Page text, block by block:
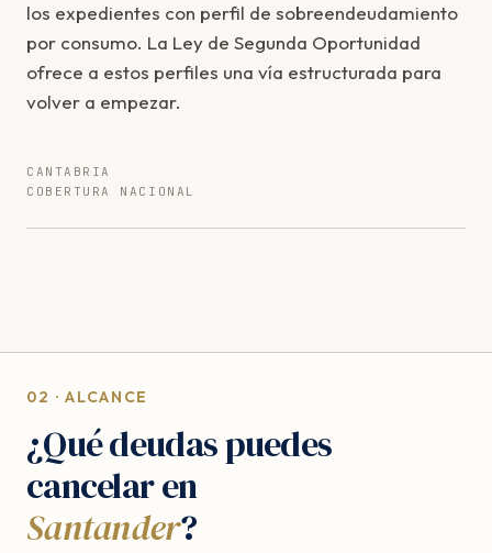
los expedientes con perfil de sobreendeudamiento
por consumo. La Ley de Segunda Oportunidad
ofrece a estos perfiles una vía estructurada para
volver a empezar.
CANTABRIA
COBERTURA NACIONAL
02 · ALCANCE
¿Qué deudas puedes
cancelar en
Santander?